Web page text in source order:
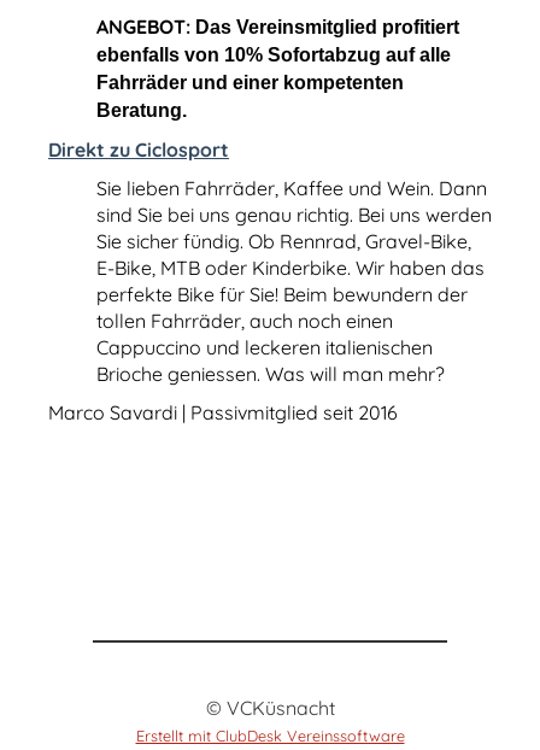
ANGEBOT: Das Vereinsmitglied profitiert
ebenfalls von 10% Sofortabzug auf alle
Fahrräder und einer kompetenten
Beratung.
Direkt zu Ciclosport
Sie lieben Fahrräder, Kaffee und Wein. Dann
sind Sie bei uns genau richtig. Bei uns werden
Sie sicher fündig. Ob Rennrad, Gravel-Bike,
E-Bike, MTB oder Kinderbike. Wir haben das
perfekte Bike für Sie! Beim bewundern der
tollen Fahrräder, auch noch einen
Cappuccino und leckeren italienischen
Brioche geniessen. Was will man mehr?
Marco Savardi | Passivmitglied seit 2016
© VCKüsnacht
Erstellt mit ClubDesk Vereinssoftware